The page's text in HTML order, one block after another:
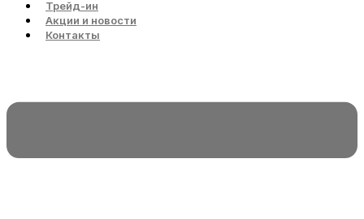
Трейд-ин
Акции и новости
Контакты